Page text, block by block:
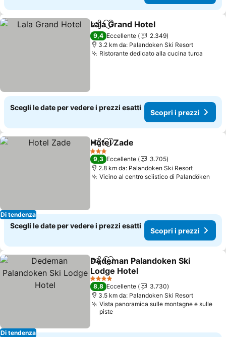
CondividiAggiungi ai preferiti
Lala Grand Hotel
9,4 Eccellente
2.349
3.2 km da: Palandoken Ski Resort
Ristorante dedicato alla cucina turca
Scegli le date per vedere i prezzi esatti
Scopri i prezzi
Di tendenza
CondividiAggiungi ai preferiti
Hotel Zade
3 Stelle
9,3 Eccellente
3.705
2.8 km da: Palandoken Ski Resort
Vicino al centro sciistico di Palandöken
Scegli le date per vedere i prezzi esatti
Scopri i prezzi
Di tendenza
CondividiAggiungi ai preferiti
Dedeman Palandoken Ski
Lodge Hotel
Scopri i prezzi
4 Stelle
8,8 Eccellente
3.730
3.5 km da: Palandoken Ski Resort
Vista panoramica sulle montagne e sulle
piste